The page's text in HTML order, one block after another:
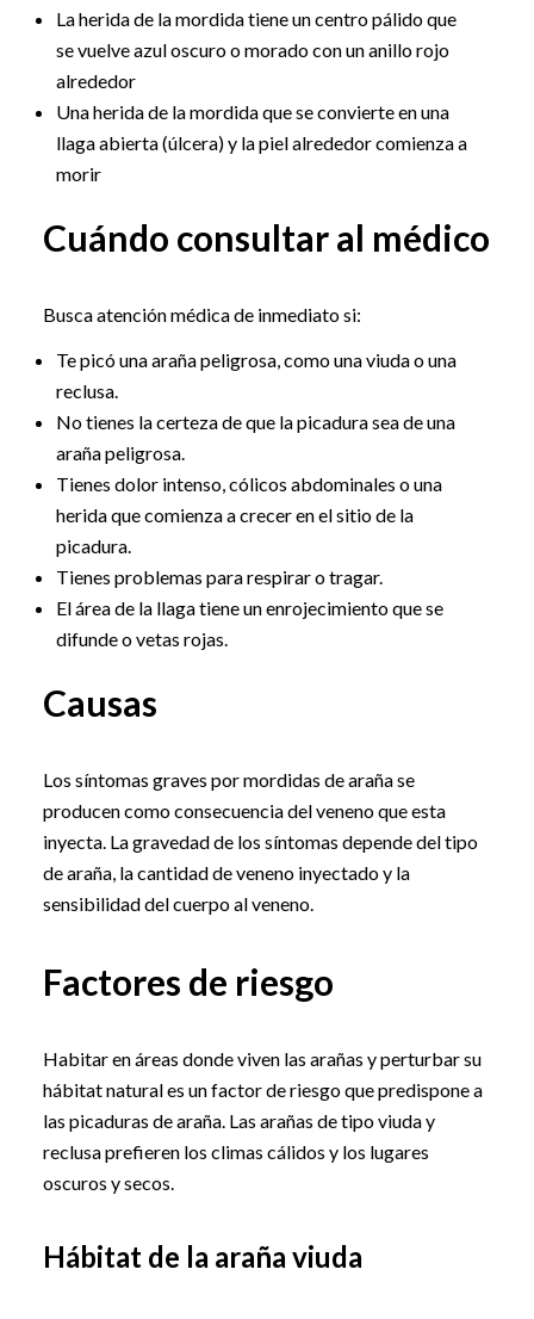
La herida de la mordida tiene un centro pálido que
se vuelve azul oscuro o morado con un anillo rojo
alrededor
Una herida de la mordida que se convierte en una
llaga abierta (úlcera) y la piel alrededor comienza a
morir
Cuándo consultar al médico
Busca atención médica de inmediato si:
Te picó una araña peligrosa, como una viuda o una
reclusa.
No tienes la certeza de que la picadura sea de una
araña peligrosa.
Tienes dolor intenso, cólicos abdominales o una
herida que comienza a crecer en el sitio de la
picadura.
Tienes problemas para respirar o tragar.
El área de la llaga tiene un enrojecimiento que se
difunde o vetas rojas.
Causas
Los síntomas graves por mordidas de araña se
producen como consecuencia del veneno que esta
inyecta. La gravedad de los síntomas depende del tipo
de araña, la cantidad de veneno inyectado y la
sensibilidad del cuerpo al veneno.
Factores de riesgo
Habitar en áreas donde viven las arañas y perturbar su
hábitat natural es un factor de riesgo que predispone a
las picaduras de araña. Las arañas de tipo viuda y
reclusa prefieren los climas cálidos y los lugares
oscuros y secos.
Hábitat de la araña viuda